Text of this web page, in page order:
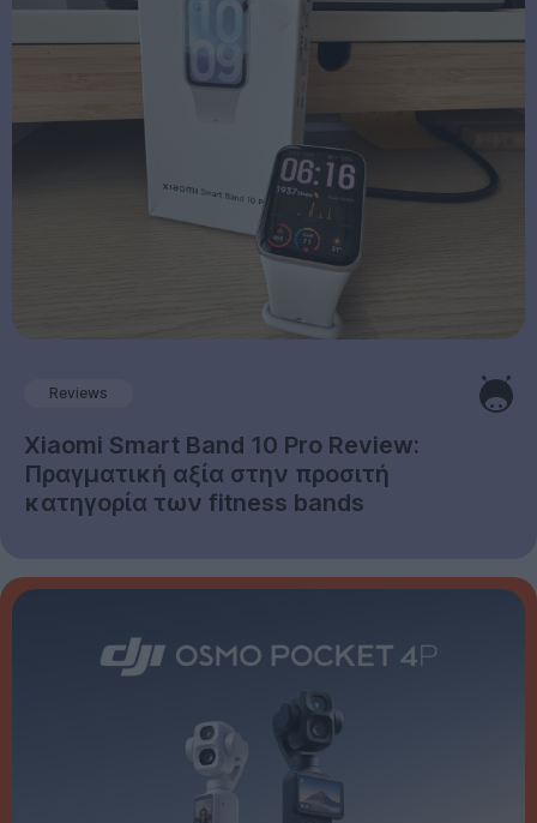
Reviews
Xiaomi Smart Band 10 Pro Review:
Πραγματική αξία στην προσιτή
κατηγορία των fitness bands